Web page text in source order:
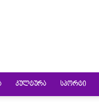
ᲙᲣᲚᲢᲣᲠᲐ ᲡᲞᲝᲠᲢᲘ